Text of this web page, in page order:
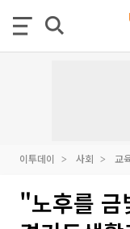
이투데이 사회 교
"노후를